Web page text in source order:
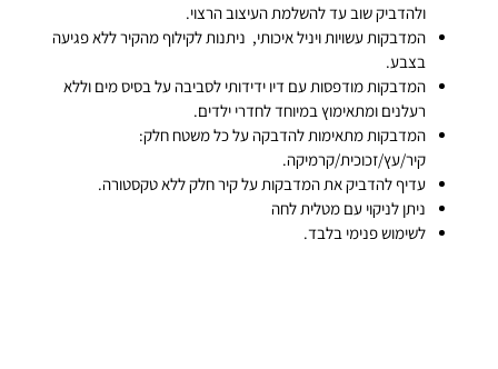
ולהדביק שוב עד להשלמת העיצוב הרצוי.
המדבקות עשויות ויניל איכותי, ניתנות לקילוף מהקיר ללא פגיעה
בצבע.
המדבקות מודפסות עם דיו ידידותי לסביבה על בסיס מים וללא
רעלנים ומתאימוץ במיוחד לחדרי ילדים.
המדבקות מתאימות להדבקה על כל משטח חלק:
קיר/עץ/זכוכית/קרמיקה.
עדיף להדביק את המדבקות על קיר חלק ללא טקסטורה.
ניתן לניקוי עם מטלית לחה
לשימוש פנימי בלבד.